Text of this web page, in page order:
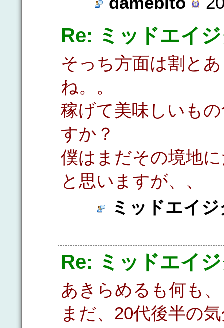
Re: ミッドエイ
そっち方面は割と
ね。。
稼げて美味しいも
すか？
僕はまだその境地
と思いますが、、
ミッドエイ
Re: ミッドエイ
あきらめるも何も、
まだ、20代後半の